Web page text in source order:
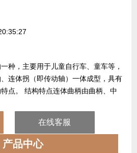
种，主要用于儿童自行车、童车等，
连体拐（即传动轴）一体成型，具有
点。 ‌结构特点连体曲柄由曲柄、中
在线客服
产品中心